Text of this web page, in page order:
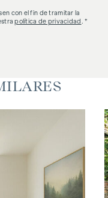
con el fin de tramitar la
política de privacidad . *